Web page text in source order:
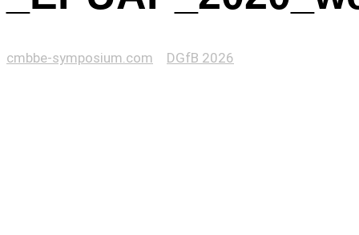
cmbbe-symposium.com DGfB 2026